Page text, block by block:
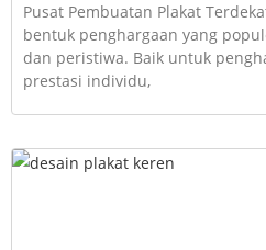
Pusat Pembuatan Plakat
bentuk penghargaan yang
dan peristiwa. Baik untuk
prestasi individu,